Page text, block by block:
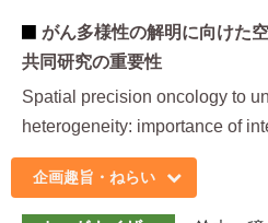
がん多様性の解明に向けた
共同研究の重要性
Spatial precision oncology to
heterogeneity: importance of
企画趣旨・ねらい